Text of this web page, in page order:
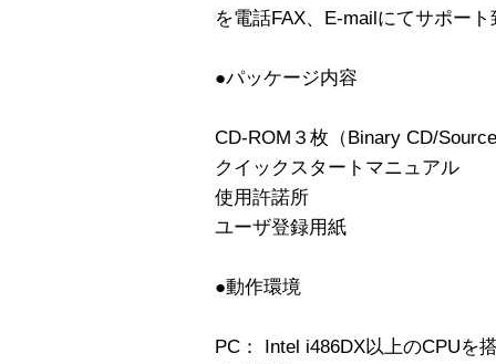
を電話FAX、E-mailにてサポー
●パッケージ内容
CD-ROM３枚（Binary CD/
クイックスタートマニュアル
使用許諾所
ユーザ登録用紙
●動作環境
PC： Intel i486DX以上のCPUを